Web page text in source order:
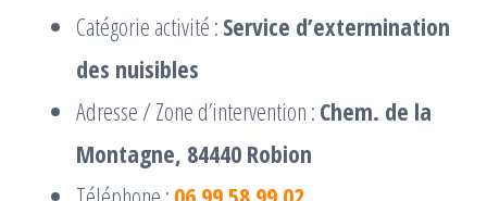
Catégorie activité : Service d’extermination
des nuisibles
Adresse / Zone d’intervention : Chem. de la
Montagne, 84440 Robion